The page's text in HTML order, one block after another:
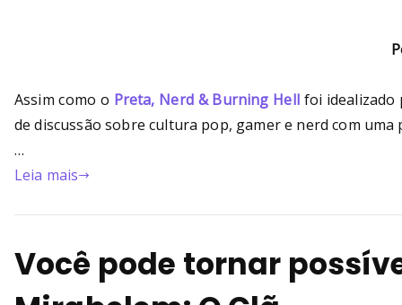
Assim como o Preta, Nerd & Burning Hellfoi idealizado
de discussão sobre cultura pop, gamer e nerd com
…
Leia mais
Você pode tornar